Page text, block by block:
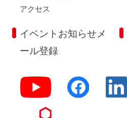
アクセス
イベントお知らせメ
ール登録